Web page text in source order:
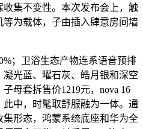
集不变性。本次发布会上，触
为载体，子由插入肆意房间墙
；卫浴生态产物连系语音预排
光蓝、曜石灰、皓月银和深空
母套拆售价1219元，nova 16
中，时髦取舒服融为一体。通
形态，鸿蒙系统底座和华为全